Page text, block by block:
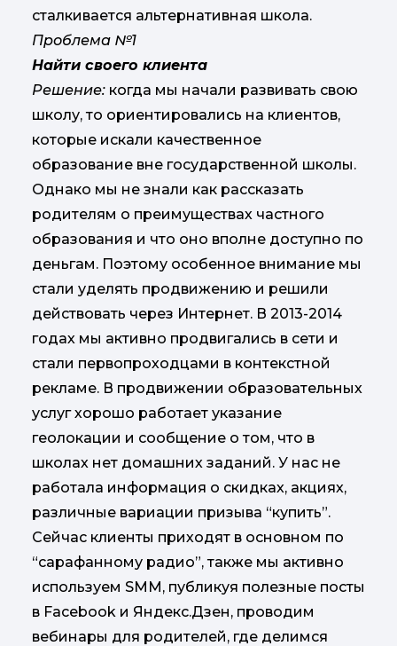
сталкивается альтернативная школа.
Проблема №1
Найти своего клиента
Решение: когда мы начали развивать свою
школу, то ориентировались на клиентов,
которые искали качественное
образование вне государственной школы.
Однако мы не знали как рассказать
родителям о преимуществах частного
образования и что оно вполне доступно по
деньгам. Поэтому особенное внимание мы
стали уделять продвижению и решили
действовать через Интернет. В 2013-2014
годах мы активно продвигались в сети и
стали первопроходцами в контекстной
рекламе. В продвижении образовательных
услуг хорошо работает указание
геолокации и сообщение о том, что в
школах нет домашних заданий. У нас не
работала информация о скидках, акциях,
различные вариации призыва “купить”.
Сейчас клиенты приходят в основном по
“сарафанному радио”, также мы активно
используем SMM, публикуя полезные посты
в Facebook и Яндекс.Дзен, проводим
вебинары для родителей, где делимся